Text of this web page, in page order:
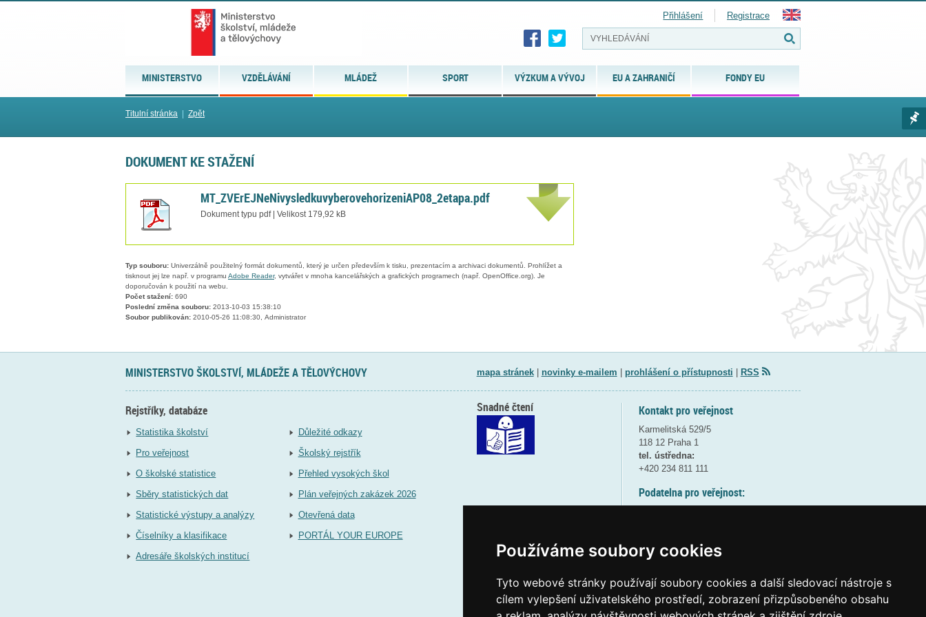
Používáme soubory cookies
Tyto webové stránky používají soubory cookies a další sledovací nástroje s
cílem vylepšení uživatelského prostředí, zobrazení přizpůsobeného obsahu
MINISTERSTVO VZDĚLÁVÁNÍ MLÁDEŽ SPORT VÝZKUM A VÝVOJ EU A ZAHRANIČÍ FONDY EU
Přihlášení Registrace
Titulní stránka Zpět
DOKUMENT KE STAŽENÍ
MT_ZVErEJNeNivysledkuvyberovehorizeniAP08_2etapa.pdf
Dokument typu pdf | Velikost 179,92 kB
Typ souboru: Univerzálně použitelný formát dokumentů, který je určen především k tisku, prezentacím a archivaci dokumentů. Prohlížet a
tisknout jej lze např. v programu Adobe Reader, vytvářet v mnoha kancelářských a grafických programech (např. OpenOffice.org). Je
doporučován k použití na webu.
Počet stažení: 690
Poslední změna souboru: 2013-10-03 15:38:10
Soubor publikován: 2010-05-26 11:08:30, Administrator
MINISTERSTVO ŠKOLSTVÍ, MLÁDEŽE A TĚLOVÝCHOVY mapa stránek| novinky e-mailem prohlášení o přístupnosti RSS
Rejstříky, databáze
Statistika školství
Pro veřejnost
O školské statistice
Sběry statistických dat
Statistické výstupy a analýzy
Číselníky a klasifikace
Adresáře školských institucí
Důležité odkazy
Školský rejstřík
Přehled vysokých škol
Plán veřejných zakázek 2026
Otevřená data
PORTÁL YOUR EUROPE
Kontakt pro veřejnost
Karmelitská 529/5
118 12 Praha 1
tel. ústředna:
+420 234 811 111
Podatelna pro veřejnost:
(více informací
Elektronická podatelna:
Snadné čtení